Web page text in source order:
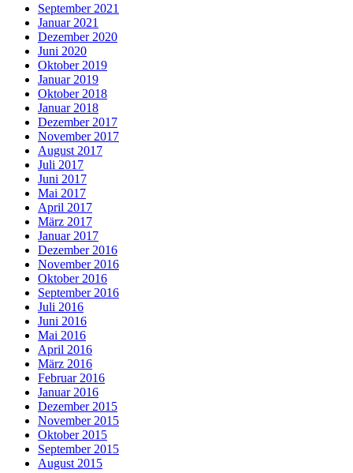
September 2021
Januar 2021
Dezember 2020
Juni 2020
Oktober 2019
Januar 2019
Oktober 2018
Januar 2018
Dezember 2017
November 2017
August 2017
Juli 2017
Juni 2017
Mai 2017
April 2017
März 2017
Januar 2017
Dezember 2016
November 2016
Oktober 2016
September 2016
Juli 2016
Juni 2016
Mai 2016
April 2016
März 2016
Februar 2016
Januar 2016
Dezember 2015
November 2015
Oktober 2015
September 2015
August 2015